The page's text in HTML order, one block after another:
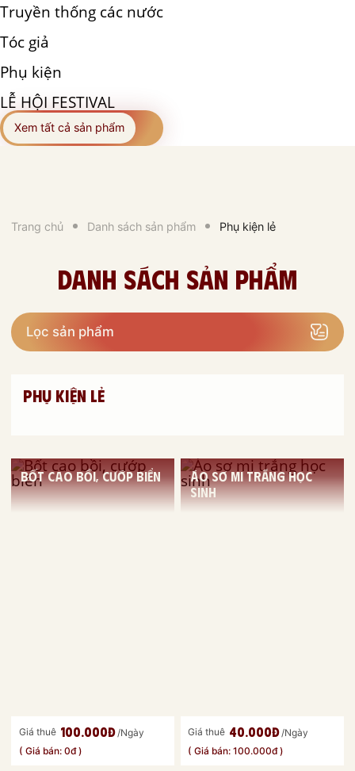
Truyền thống các nước
Tóc giả
Phụ kiện
LỄ HỘI FESTIVAL
Xem tất cả sản phẩm
Trang chủ Danh sách sản phẩm Phụ kiện lẻ
Danh sách sản phẩm
Lọc sản phẩm
Phụ kiện lẻ
Bốt cao bồi, cướp biển
Giá thuê 100.000đ/Ngày
( Giá bán: 0đ )
Áo sơ mi trắng học
sinh
Giá thuê 40.000đ/Ngày
( Giá bán: 100.000đ )